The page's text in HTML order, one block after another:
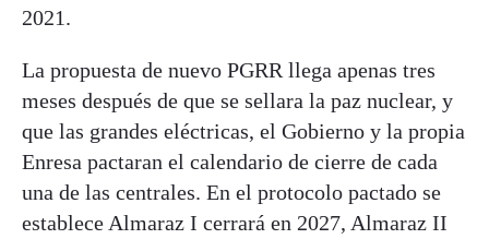
2021.
La propuesta de nuevo PGRR llega apenas tres
meses después de que se sellara la paz nuclear, y
que las grandes eléctricas, el Gobierno y la propia
Enresa pactaran el calendario de cierre de cada
una de las centrales. En el protocolo pactado se
establece Almaraz I cerrará en 2027, Almaraz II